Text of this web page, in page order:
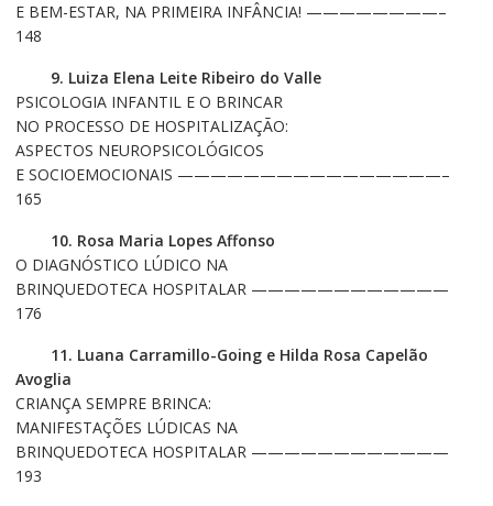
E BEM-ESTAR, NA PRIMEIRA INFÂNCIA! ————————–
148
9. Luiza Elena Leite Ribeiro do Valle
PSICOLOGIA INFANTIL E O BRINCAR
NO PROCESSO DE HOSPITALIZAÇÃO:
ASPECTOS NEUROPSICOLÓGICOS
E SOCIOEMOCIONAIS ————————————————–
165
10. Rosa Maria Lopes Affonso
O DIAGNÓSTICO LÚDICO NA
BRINQUEDOTECA HOSPITALAR ————————————
176
11. Luana Carramillo-Going e Hilda Rosa Capelão
Avoglia
CRIANÇA SEMPRE BRINCA:
MANIFESTAÇÕES LÚDICAS NA
BRINQUEDOTECA HOSPITALAR ————————————
193